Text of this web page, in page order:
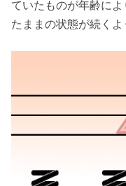
ていたものが年齢に
たままの状態が続くよ